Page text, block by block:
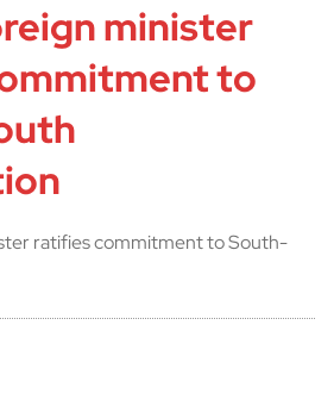
minister
to
ratifies commitment to South-